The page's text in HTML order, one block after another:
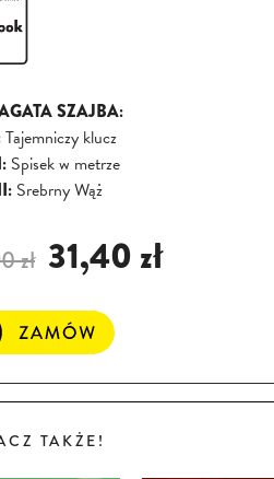
SZAJBA:
Tajemniczy klucz
Spisek w metrze
Srebrny Wąż
zł 31,40 zł
TAKŻE!